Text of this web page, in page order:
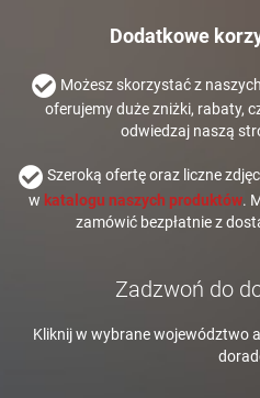
Dodatkowe
Możesz skorzystać z
oferujemy duże zniżki, rabaty,
odwiedzaj naszą
Szeroką ofertę oraz liczne
w katalogu naszych produktów.
zamówić bezpłatnie z
Zadzwoń do
Kliknij w wybrane województwo